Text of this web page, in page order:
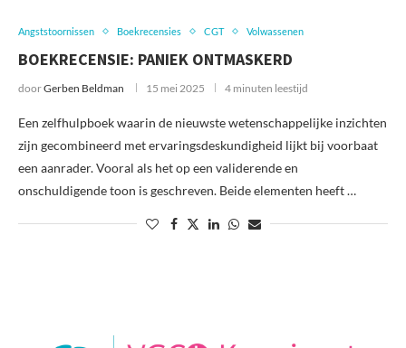
Angststoornissen Boekrecensies CGT Volwassenen
BOEKRECENSIE: PANIEK ONTMASKERD
doorGerben Beldman 15 mei 2025 4 minuten leestijd
Een zelfhulpboek waarin de nieuwste wetenschappelijke inzichten
zijn gecombineerd met ervaringsdeskundigheid lijkt bij voorbaat
een aanrader. Vooral als het op een validerende en
onschuldigende toon is geschreven. Beide elementen heeft …